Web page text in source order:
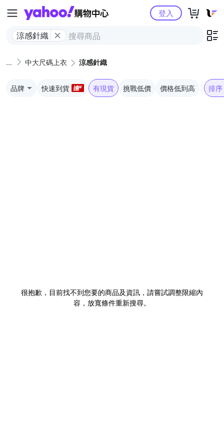
Yahoo購物中心
涼感針織
登入
中大尺碼上衣 涼感針織
品牌 快速到貨 有現貨 挑戰低價 價格低到高 排序
很抱歉，目前找不到您要的商品及資訊，請嘗試調整限縮內
容，放寬條件重新搜尋。